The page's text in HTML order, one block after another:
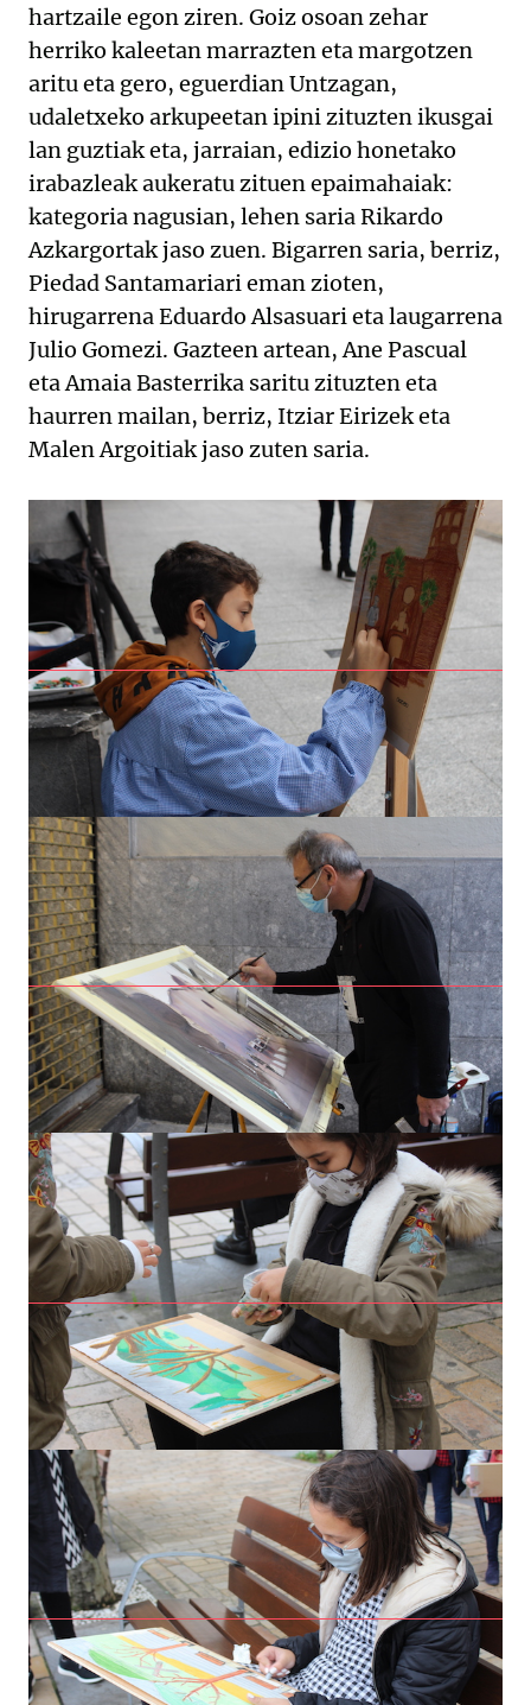
hartzaile egon ziren. Goiz osoan zehar
herriko kaleetan marrazten eta margotzen
aritu eta gero, eguerdian Untzagan,
udaletxeko arkupeetan ipini zituzten ikusgai
lan guztiak eta, jarraian, edizio honetako
irabazleak aukeratu zituen epaimahaiak:
kategoria nagusian, lehen saria Rikardo
Azkargortak jaso zuen. Bigarren saria, berriz,
Piedad Santamariari eman zioten,
hirugarrena Eduardo Alsasuari eta laugarrena
Julio Gomezi. Gazteen artean, Ane Pascual
eta Amaia Basterrika saritu zituzten eta
haurren mailan, berriz, Itziar Eirizek eta
Malen Argoitiak jaso zuten saria.